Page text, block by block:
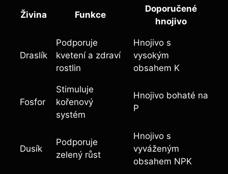
Živina Funkce
Doporučené
hnojivo
Draslík
Podporuje
kvetení a zdraví
rostlin
Hnojivo s
vysokým
obsahem K
Fosfor
Stimuluje
kořenový
systém
Hnojivo bohaté na
P
Dusík
Podporuje
zelený růst
Hnojivo s
vyváženým
obsahem NPK